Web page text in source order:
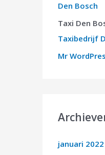
Den Bosch
Taxi Den
Taxibedrijf
Mr
januari 2022